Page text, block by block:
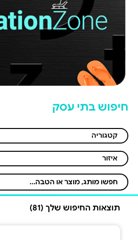
חיפוש בתי עסק
קטגוריה
איזור
תוצאות החיפוש שלך (81)